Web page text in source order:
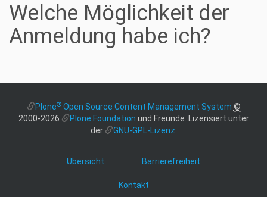
Welche Möglichkeit der
Anmeldung habe ich?
Plone®Open Source Content Management System ©
2000-2026
Plone Foundation und Freunde. Lizensiert unter
der
GNU-GPL-Lizenz
Übersicht Barrierefreiheit
Kontakt